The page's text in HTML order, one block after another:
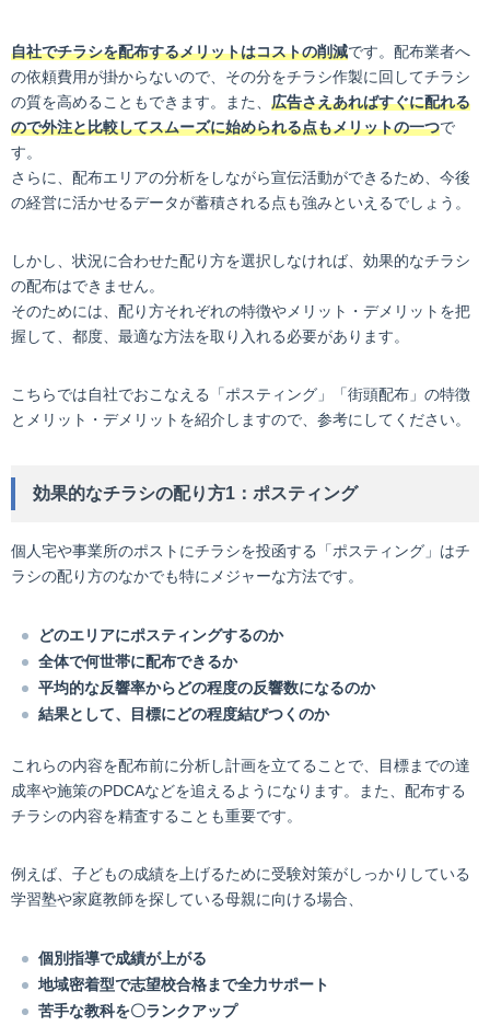
自社でチラシを配布するメリットはコストの削減です。配布業者へ
の依頼費用が掛からないので、その分をチラシ作製に回してチラシ
の質を高めることもできます。また、 広告さえあればすぐに配れる
ので外注と比較してスムーズに始められる点もメリットの一つで
す。
さらに、配布エリアの分析をしながら宣伝活動ができるため、今後
の経営に活かせるデータが蓄積される点も強みといえるでしょう。
しかし、状況に合わせた配り方を選択しなければ、効果的なチラシ
の配布はできません。
そのためには、配り方それぞれの特徴やメリット・デメリットを把
握して、都度、最適な方法を取り入れる必要があります。
こちらでは自社でおこなえる「ポスティング」「街頭配布」の特徴
とメリット・デメリットを紹介しますので、参考にしてください。
効果的なチラシの配り方1：ポスティング
個人宅や事業所のポストにチラシを投函する「ポスティング」はチ
ラシの配り方のなかでも特にメジャーな方法です。
どのエリアにポスティングするのか
全体で何世帯に配布できるか
平均的な反響率からどの程度の反響数になるのか
結果として、目標にどの程度結びつくのか
これらの内容を配布前に分析し計画を立てることで、目標までの達
成率や施策のPDCAなどを追えるようになります。また、配布する
チラシの内容を精査することも重要です。
例えば、子どもの成績を上げるために受験対策がしっかりしている
学習塾や家庭教師を探している母親に向ける場合、
個別指導で成績が上がる
地域密着型で志望校合格まで全力サポート
苦手な教科を〇ランクアップ